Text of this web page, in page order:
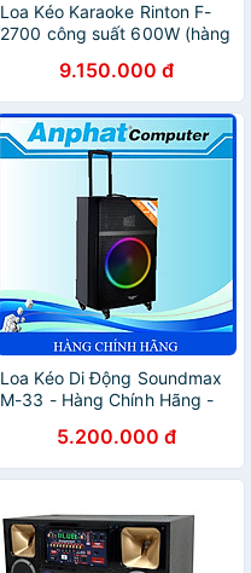
Loa Kéo Karaoke Rinton F-
2700 công suất 600W (hàng
9.150.000 đ
Loa Kéo Di Động Soundmax
M-33 - Hàng Chính Hãng -
5.200.000 đ